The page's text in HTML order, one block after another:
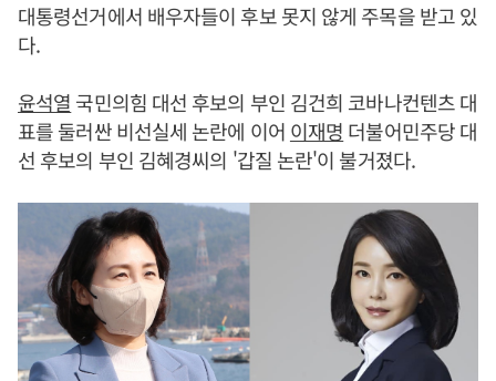
대통령선거에서 배우자들이 후보 못지 않게 주목을 받고 있
다.
윤석열 국민의힘 대선 후보의 부인 김건희 코바나컨텐츠 대
표를 둘러싼 비선실세 논란에 이어 이재명 더불어민주당 대
선 후보의 부인 김혜경씨의 '갑질 논란'이 불거졌다.